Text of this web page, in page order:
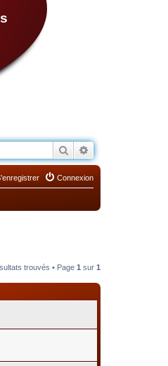
Rechercher
Connexion
trouvés • Page 1 sur 1